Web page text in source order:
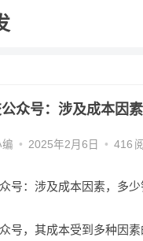
众号：涉及成本因
编 • 2025年2月6日 • 416
号：涉及成本因素，多少
号，其成本受到多种因